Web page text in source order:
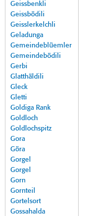
Geissbenkli
Geissbödili
Geisslerkelchli
Geladunga
Gemeindeblüemler
Gemeindebödili
Gerbi
Glatthäldili
Gleck
Gletti
Goldiga Rank
Goldloch
Goldlochspitz
Gora
Göra
Gorgel
Gorgel
Gorn
Gornteil
Gortelsort
Gossahalda